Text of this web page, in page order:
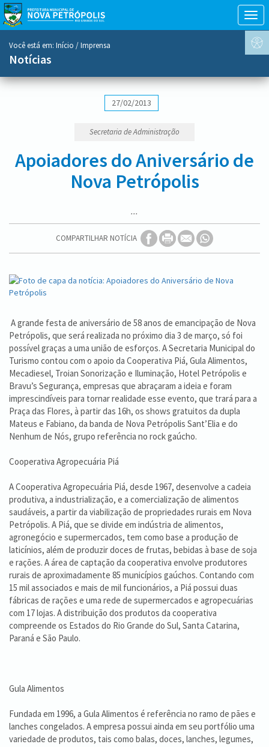
menu
Você está em: Início / Imprensa
Notícias
27/02/2013
Secretaria de Administração
Apoiadores do Aniversário de
Nova Petrópolis
...
COMPARTILHAR NOTÍCIA
A grande festa de aniversário de 58 anos de emancipação de Nova
Petrópolis, que será realizada no próximo dia 3 de março, só foi
possível graças a uma união de esforços. A Secretaria Municipal do
Turismo contou com o apoio da Cooperativa Piá, Gula Alimentos,
Mecadiesel, Troian Sonorização e Iluminação, Hotel Petrópolis e
Bravu’s Segurança, empresas que abraçaram a ideia e foram
imprescindíveis para tornar realidade esse evento, que trará para a
Praça das Flores, à partir das 16h, os shows gratuitos da dupla
Mateus e Fabiano, da banda de Nova Petrópolis Sant’Elia e do
Nenhum de Nós, grupo referência no rock gaúcho.
Cooperativa Agropecuária Piá
A Cooperativa Agropecuária Piá, desde 1967, desenvolve a cadeia
produtiva, a industrialização, e a comercialização de alimentos
saudáveis, a partir da viabilização de propriedades rurais em Nova
Petrópolis. A Piá, que se divide em indústria de alimentos,
agronegócio e supermercados, tem como base a produção de
laticínios, além de produzir doces de frutas, bebidas à base de soja
e rações. A área de captação da cooperativa envolve produtores
rurais de aproximadamente 85 municípios gaúchos. Contando com
15 mil associados e mais de mil funcionários, a Piá possui duas
fábricas de rações e uma rede de supermercados e agropecuárias
com 17 lojas. A distribuição dos produtos da cooperativa
compreende os Estados do Rio Grande do Sul, Santa Catarina,
Paraná e São Paulo.
Gula Alimentos
Fundada em 1996, a Gula Alimentos é referência no ramo de pães e
lanches congelados. A empresa possui ainda em seu portfólio uma
variedade de produtos, tais como balas, doces, lanches, legumes,